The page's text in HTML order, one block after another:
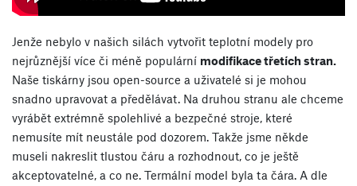
Jenže nebylo v našich silách vytvořit teplotní modely pro
nejrůznější více či méně populární modifikace třetích stran.
Naše tiskárny jsou open-source a uživatelé si je mohou
snadno upravovat a předělávat. Na druhou stranu ale chceme
vyrábět extrémně spolehlivé a bezpečné stroje, které
nemusíte mít neustále pod dozorem. Takže jsme někde
museli nakreslit tlustou čáru a rozhodnout, co je ještě
akceptovatelné, a co ne. Termální model byla ta čára. A dle